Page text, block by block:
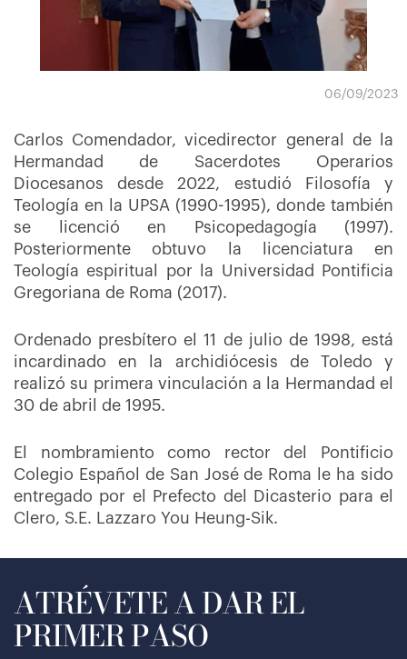
06/09/2023
Carlos Comendador, vicedirector general de la
Hermandad de Sacerdotes Operarios
Diocesanos desde 2022, estudió Filosofía y
Teología en la UPSA (1990-1995), donde también
se licenció en Psicopedagogía (1997).
Posteriormente obtuvo la licenciatura en
Teología espiritual por la Universidad Pontificia
Gregoriana de Roma (2017).
Ordenado presbítero el 11 de julio de 1998, está
incardinado en la archidiócesis de Toledo y
realizó su primera vinculación a la Hermandad el
30 de abril de 1995.
El nombramiento como rector del Pontificio
Colegio Español de San José de Roma le ha sido
entregado por el Prefecto del Dicasterio para el
Clero, S.E. Lazzaro You Heung-Sik.
ATRÉVETE A DAR EL
PRIMER PASO